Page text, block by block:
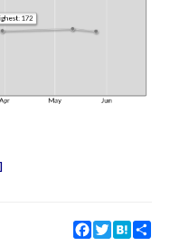
Facebook
TwitterHatena